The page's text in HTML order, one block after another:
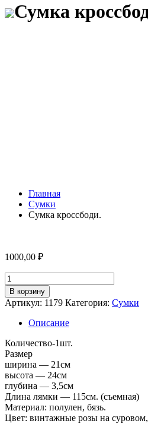
Сумка
Главная
Сумки
Сумка кроссбоди.
1000,00 ₽
Количество
товара
Сумка
кроссбоди.
В корзину
Артикул: 1179 Категория: Сумки
Описание
Количество-1шт.
Размер
ширина — 21см
высота — 24см
глубина — 3,5см
Длина лямки — 115см. (съемная)
Материал: полулен, бязь.
Цвет: винтажные розы на